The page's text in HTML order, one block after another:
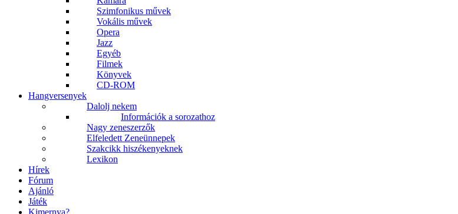
Szimfonikus művek
Vokális művek
Opera
Jazz
Egyéb
Filmek
Könyvek
CD-ROM
Hangversenyek
Dalolj nekem
Információk a sorozathoz
Nagy zeneszerzők
Elfeledett Zeneünnepek
Szakcikk hiszékenyeknek
Lexikon
Hírek
Fórum
Ajánló
Játék
Kimernya?